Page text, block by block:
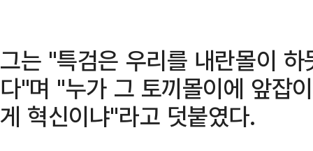
그는 "특검은 우리를 내란몰이
다"며 "누가 그 토끼몰이에 앞잡
게 혁신이냐"라고 덧붙였다.